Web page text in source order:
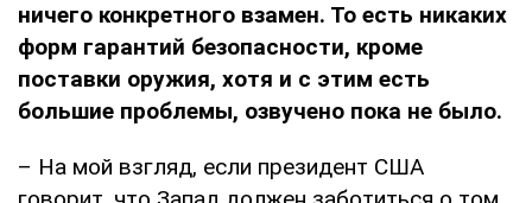
ничего конкретного взамен. То есть никаких
форм гарантий безопасности, кроме
поставки оружия, хотя и с этим есть
большие проблемы, озвучено пока не было.
– На мой взгляд, если президент США